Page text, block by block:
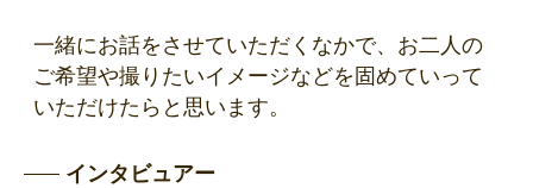
一緒にお話をさせていただくなかで、お二人の
ご希望や撮りたいイメージなどを固めていって
いただけたらと思います。
インタビュアー